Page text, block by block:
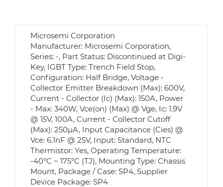
Microsemi Corporation
Manufacturer: Microsemi Corporation,
Series: -, Part Status: Discontinued at Digi-
Key, IGBT Type: Trench Field Stop,
Configuration: Half Bridge, Voltage -
Collector Emitter Breakdown (Max): 600V,
Current - Collector (Ic) (Max): 150A, Power
- Max: 340W, Vce(on) (Max) @ Vge, Ic: 1.9V
@ 15V, 100A, Current - Collector Cutoff
(Max): 250µA, Input Capacitance (Cies) @
Vce: 6.1nF @ 25V, Input: Standard, NTC
Thermistor: Yes, Operating Temperature:
-40°C ~ 175°C (TJ), Mounting Type: Chassis
Mount, Package / Case: SP4, Supplier
Device Package: SP4